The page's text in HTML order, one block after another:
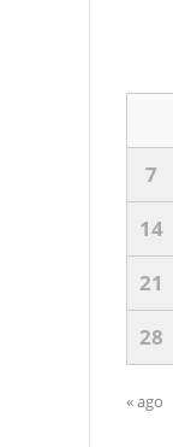
7
14
21
28
« ago